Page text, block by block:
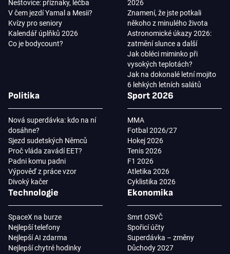
Neštovice: příznaky, léčba
V čem jezdí Yamal a Mesii?
Kvízy pro seniory
Kalendář úplňků 2026
Co je bodycount?
2026
Znamení, že jste potkali
někoho z minulého života
Astronomické úkazy 2026:
zatmění slunce a další
Jak obléci miminko při
vysokých teplotách?
Jak na dokonalé letní mojito
6 lehkých letních salátů
Politika
Nová superdávka: kdo na ní
dosáhne?
Sjezd sudetských Němců
Proč vláda zavádí EET?
Padni komu padni
Výpověď z práce vzor
Divoký kačer
Sport 2026
MMA
Fotbal 2026/27
Hokej 2026
Tenis 2026
F1 2026
Atletika 2026
Cyklistika 2026
Technologie
SpaceX na burze
Nejlepší telefony
Nejlepší AI zdarma
Nejlepší chytré hodinky
Ekonomika
Smrt OSVČ
Spořicí účty
Superdávka – změny
Důchody 2027